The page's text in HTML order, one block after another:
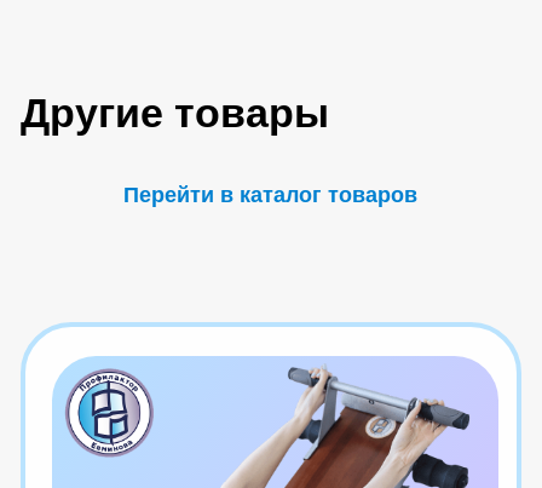
Дискомфорт в спине после сна?
Читать статью